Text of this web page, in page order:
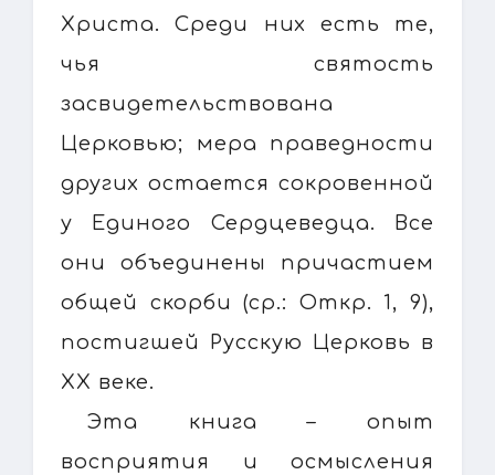
Христа. Среди них есть те,
чья святость
засвидетельствована
Церковью; мера праведности
других остается сокровенной
у Единого Сердцеведца. Все
они объединены причастием
общей скорби (ср.: Откр. 1, 9),
постигшей Русскую Церковь в
XX веке.
Эта книга – опыт
восприятия и осмысления